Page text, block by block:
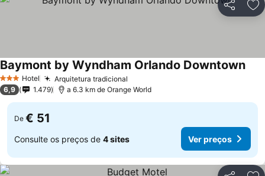
Partilhar
3 EstrelasHotel Arquitetura tradicional
Baymont by Wyndham Orlando DowntownVer
6,9 1.479 a 6.3 km de Orange World
De € 51
Consulte os preços de 4 sites Ver preços